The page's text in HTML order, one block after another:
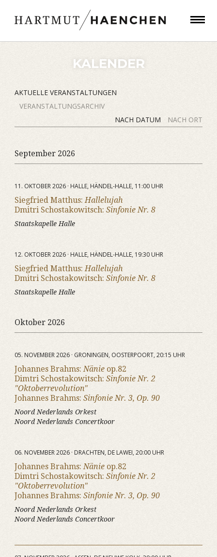
KALENDER
AKTUELLE VERANSTALTUNGEN
VERANSTALTUNGSARCHIV
NACH DATUM
NACH ORT
September 2026
11. OKTOBER 2026 · HALLE, HÄNDEL-HALLE, 11:00 UHR
Siegfried Matthus:Hallelujah
Dmitri Schostakowitsch: Sinfonie Nr. 8
Staatskapelle Halle
12. OKTOBER 2026 · HALLE, HÄNDEL-HALLE, 19:30 UHR
Siegfried Matthus:Hallelujah
Dmitri Schostakowitsch: Sinfonie Nr. 8
Staatskapelle Halle
Oktober 2026
05. NOVEMBER 2026 · GRONINGEN, OOSTERPOORT, 20:15 UHR
Johannes Brahms:Nänie op.82
Dimtri Schostakowitsch: Sinfonie Nr. 2
"Oktoberrevolution"
Johannes Brahms: Sinfonie Nr. 3, Op. 90
Noord Nederlands Orkest
Noord Nederlands Concertkoor
06. NOVEMBER 2026 · DRACHTEN, DE LAWEI, 20:00 UHR
Johannes Brahms:Nänie op.82
Dimtri Schostakowitsch: Sinfonie Nr. 2
"Oktoberrevolution"
Johannes Brahms: Sinfonie Nr. 3, Op. 90
Noord Nederlands Orkest
Noord Nederlands Concertkoor